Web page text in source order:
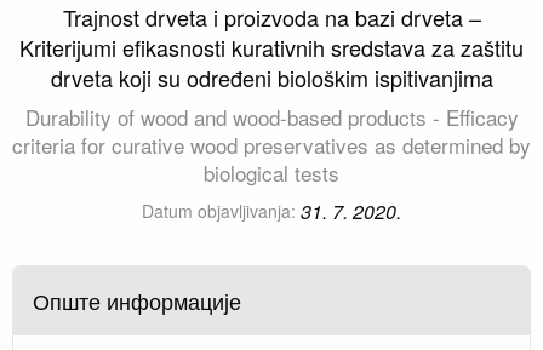
Trajnost drveta i proizvoda na bazi drveta –
Kriterijumi efikasnosti kurativnih sredstava za zaštitu
drveta koji su određeni biološkim ispitivanjima
Durability of wood and wood-based products - Efficacy
criteria for curative wood preservatives as determined by
biological tests
Datum objavljivanja: 31. 7. 2020.
Опште информације